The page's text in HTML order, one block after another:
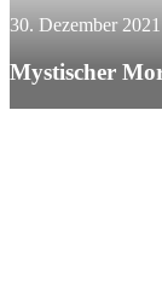
30. Dezember 2021
Mystischer